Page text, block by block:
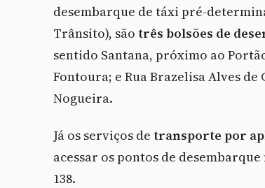
desembarque de táxi pré-
Trânsito), são três bolsões de
sentido Santana, próximo ao
Fontoura; e Rua Brazelisa Alves
Nogueira.
Já os serviços de transporte por
acessar os pontos de
138.